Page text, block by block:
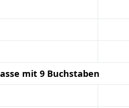
mit 9 Buchstaben